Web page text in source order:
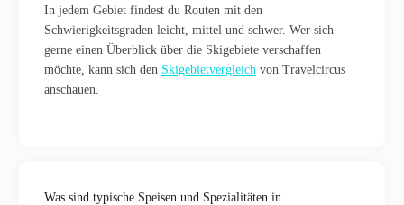
In jedem Gebiet findest du Routen mit den
Schwierigkeitsgraden leicht, mittel und schwer. Wer sich
gerne einen Überblick über die Skigebiete verschaffen
möchte, kann sich den Skigebietvergleich von Travelcircus
anschauen.
Was sind typische Speisen und Spezialitäten in